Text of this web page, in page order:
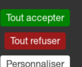
Tout accepter
Tout refuser
Personnaliser